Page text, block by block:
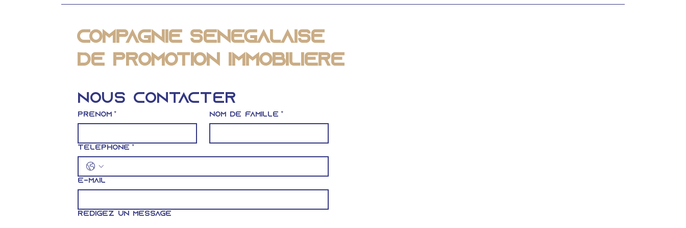
Compagnie Sénégalaise
de Promotion Immobilière
Nous contacter
Prénom * Nom de famille *
Téléphone *
E-mail
Rédigez un message